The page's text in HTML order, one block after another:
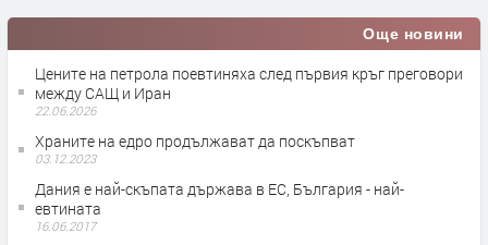
Още новини
Цените на петрола поевтиняха след първия кръг преговори
между САЩ и Иран
22.06.2026
Храните на едро продължават да поскъпват
03.12.2023
Дания е най-скъпата държава в ЕС, България - най-
евтината
16.06.2017